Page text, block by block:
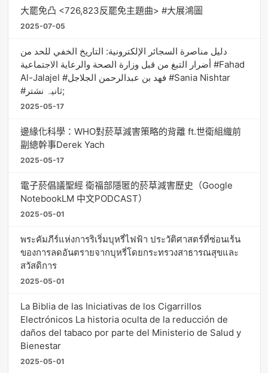
大罷免凸 <726,823反罷免主題曲> #大展鴻圖
2025-07-05
دليل مناصرة السجائر الإلكترونية: التاريخ الخفي للحد من
أضرار التبغ من قبل وزارة الصحة والرعاية الاجتماعية #Fahad
Al-Jalajel #فهد بن عبدالرحمن الجلاجل #Sania Nishtar
#ثانیہ نشتر;
2025-05-17
邊緣化科學：WHO對菸草減害策略的背離 ft.世衛組織前
副總幹事Derek Yach
2025-05-17
電子菸倡議聖經 衛福部隱匿的菸草減害歷史（Google
NotebookLM 中文PODCAST）
2025-05-01
พระคัมภีร์แห่งการริเริ่มบุหรี่ไฟฟ้า ประวัติศาสตร์ที่ซ่อนเร้น
ของการลดอันตรายจากบุหรี่โดยกระทรวงสาธารณสุขและ
สวัสดิการ
2025-05-01
La Biblia de las Iniciativas de los Cigarrillos
Electrónicos La historia oculta de la reducción de
daños del tabaco por parte del Ministerio de Salud y
Bienestar
2025-05-01